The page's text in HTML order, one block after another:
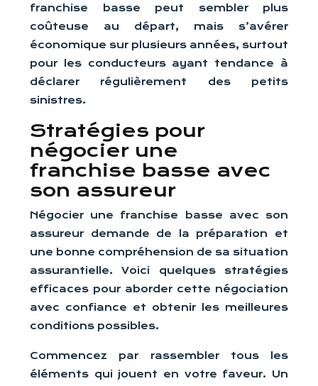
franchise basse peut sembler plus
coûteuse au départ, mais s’avérer
économique sur plusieurs années, surtout
pour les conducteurs ayant tendance à
déclarer régulièrement des petits
sinistres.
Stratégies pour
négocier une
franchise basse avec
son assureur
Négocier une franchise basse avec son
assureur demande de la préparation et
une bonne compréhension de sa situation
assurantielle. Voici quelques stratégies
efficaces pour aborder cette négociation
avec confiance et obtenir les meilleures
conditions possibles.
Commencez par rassembler tous les
éléments qui jouent en votre faveur. Un